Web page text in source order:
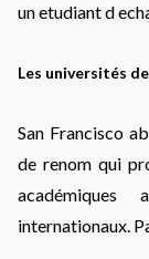
un etudiant d
Les universités
San Francisco
de renom qui
internationaux.